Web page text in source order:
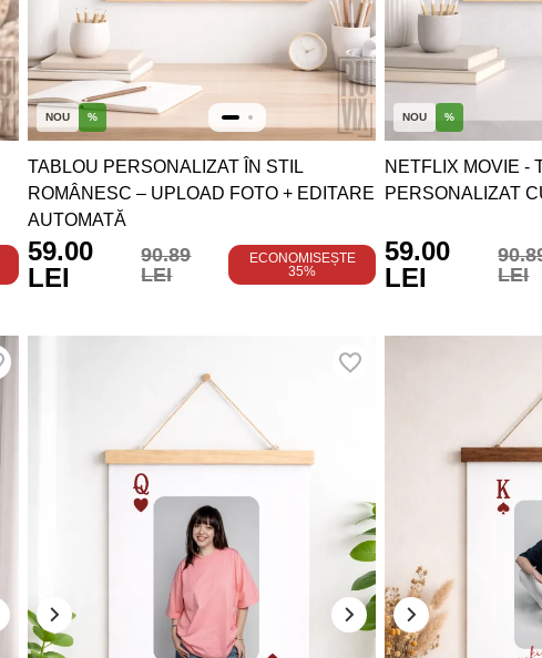
NOU %
TABLOU PERSONALIZAT ÎN STIL
ROMÂNESC – UPLOAD FOTO + EDITARE
AUTOMATĂ
59.00
LEI
90.89
LEI
ECONOMISEȘTE
35%
NOU %
NETFLIX MOVIE -
PERSONALIZAT
59.00
LEI
LEI